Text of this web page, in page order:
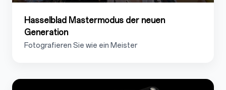
Hasselblad Mastermodus der neuen
Generation
Fotografieren Sie wie ein Meister
1.7